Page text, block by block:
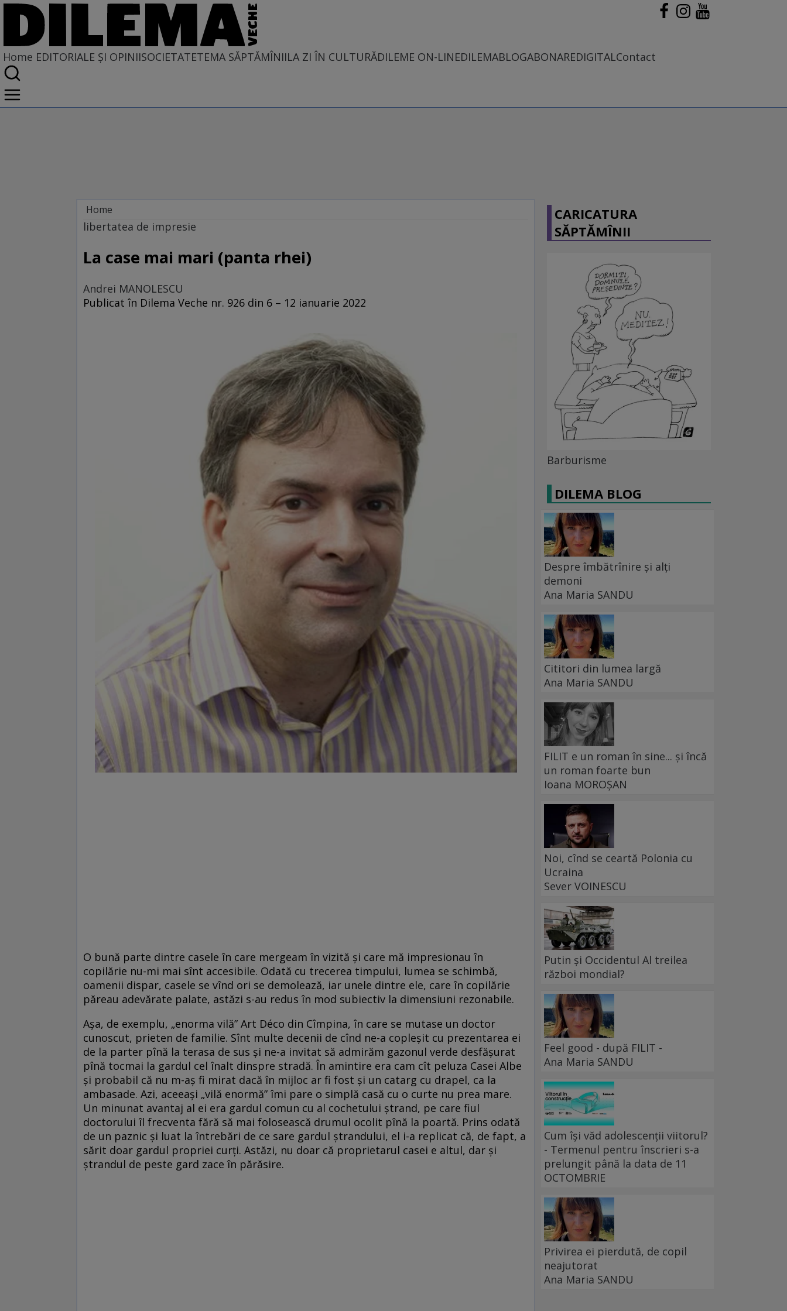
Home EDITORIALE ȘI OPINIISOCIETATETEMA SĂPTĂMÎNIILA ZI ÎN CULTURĂDILEME ON-LINEDILEMABLOGABONAREDIGITALContact
Home
EDITORIALE ȘI OPINII
libertatea de impresie
La case mai mari (panta rhei)
Andrei MANOLESCU
Publicat în Dilema Veche nr. 926 din 6 – 12 ianuarie 2022
O bună parte dintre casele în care mergeam în vizită și care mă impresionau în
copilărie nu-mi mai sînt accesibile. Odată cu trecerea timpului, lumea se schimbă,
oamenii dispar, casele se vînd ori se demolează, iar unele dintre ele, care în copilărie
păreau adevărate palate, astăzi s-au redus în mod subiectiv la dimensiuni rezonabile.
Așa, de exemplu, „enorma vilă” Art Déco din Cîmpina, în care se mutase un doctor
cunoscut, prieten de familie. Sînt multe decenii de cînd ne-a copleșit cu prezentarea ei
de la parter pînă la terasa de sus și ne-a invitat să admirăm gazonul verde desfășurat
pînă tocmai la gardul cel înalt dinspre stradă. În amintire era cam cît peluza Casei Albe
și probabil că nu m-aș fi mirat dacă în mijloc ar fi fost și un catarg cu drapel, ca la
ambasade. Azi, aceeași „vilă enormă” îmi pare o simplă casă cu o curte nu prea mare.
Un minunat avantaj al ei era gardul comun cu al cochetului ștrand, pe care fiul
doctorului îl frecventa fără să mai folosească drumul ocolit pînă la poartă. Prins odată
de un paznic și luat la întrebări de ce sare gardul ștrandului, el i-a replicat că, de fapt, a
sărit doar gardul propriei curți. Astăzi, nu doar că proprietarul casei e altul, dar și
ștrandul de peste gard zace în părăsire.
CARICATURA
SĂPTĂMÎNII
Barburisme
DILEMA BLOG
Despre îmbătrînire și alți
demoni
Ana Maria SANDU
Cititori din lumea largă
Ana Maria SANDU
FILIT e un roman în sine... și încă
un roman foarte bun
Ioana MOROȘAN
Noi, cînd se ceartă Polonia cu
Ucraina
Sever VOINESCU
Putin și Occidentul Al treilea
război mondial?
Feel good - după FILIT -
Ana Maria SANDU
Cum își văd adolescenții viitorul?
- Termenul pentru înscrieri s-a
prelungit până la data de 11
OCTOMBRIE
Privirea ei pierdută, de copil
neajutorat
Ana Maria SANDU